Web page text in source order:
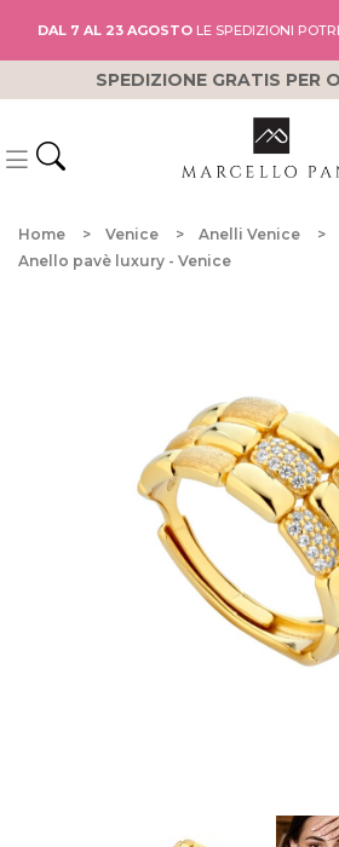
DAL 7 AL 23 AGOSTO LE SPEDIZIONI
SPEDIZIONE GRATIS PER
Home Venice
Anelli Venice
Anello pavè luxury - Venice